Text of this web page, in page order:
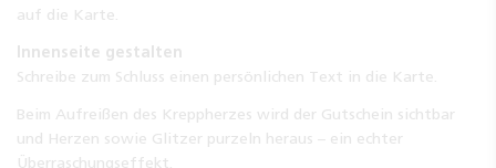
auf die Karte.
Innenseite gestalten
Schreibe zum Schluss einen persönlichen Text in die Karte.
Beim Aufreißen des Kreppherzes wird der Gutschein sichtbar
und Herzen sowie Glitzer purzeln heraus – ein echter
Überraschungseffekt.